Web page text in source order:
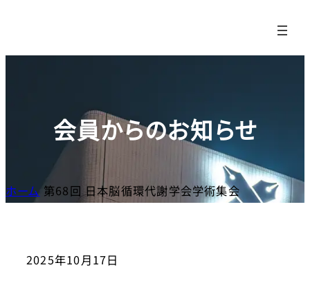
会員からのお知らせ
ホーム 第68回 日本脳循環代謝学会学術集会
2025年10月17日